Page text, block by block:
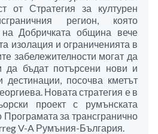
от Стратегия за културен
регион, която
Добричката община вече
изолация и ограниченията в
забележителности могат да
да бъдат потърсени нови и
дестинации, посочва кметът
Новата стратегия е в
проект с румънската
за трансгранично
V-A Румъния-България.